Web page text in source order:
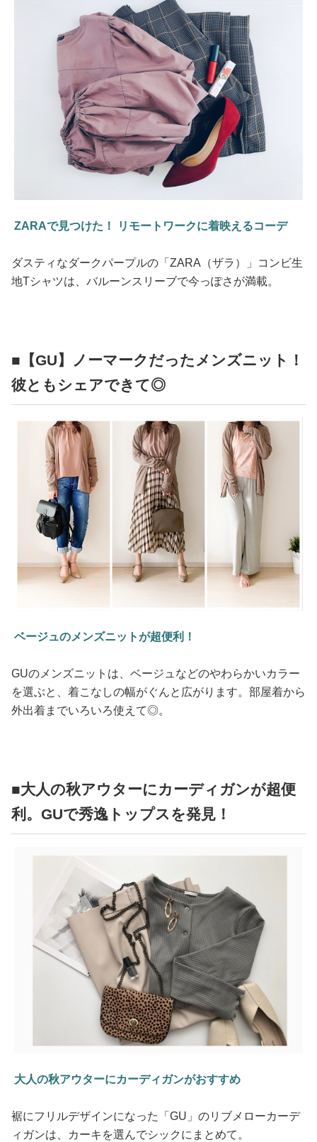
ZARAで見つけた！ リモートワークに着映えるコーデ
ダスティなダークパープルの「ZARA（ザラ）」コンビ生
地Tシャツは、バルーンスリーブで今っぽさが満載。
■【GU】ノーマークだったメンズニット！
彼ともシェアできて◎
ベージュのメンズニットが超便利！
GUのメンズニットは、ベージュなどのやわらかいカラー
を選ぶと、着こなしの幅がぐんと広がります。部屋着から
外出着までいろいろ使えて◎。
■大人の秋アウターにカーディガンが超便
利。GUで秀逸トップスを発見！
大人の秋アウターにカーディガンがおすすめ
裾にフリルデザインになった「GU」のリブメローカーデ
ィガンは、カーキを選んでシックにまとめて。